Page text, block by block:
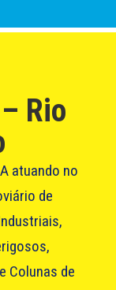
Rio
atuando no
de
Colunas de